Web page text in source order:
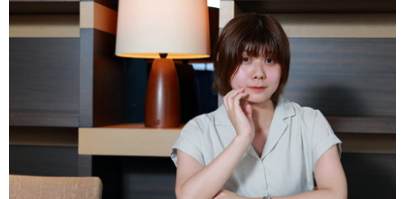
ショッピング その他